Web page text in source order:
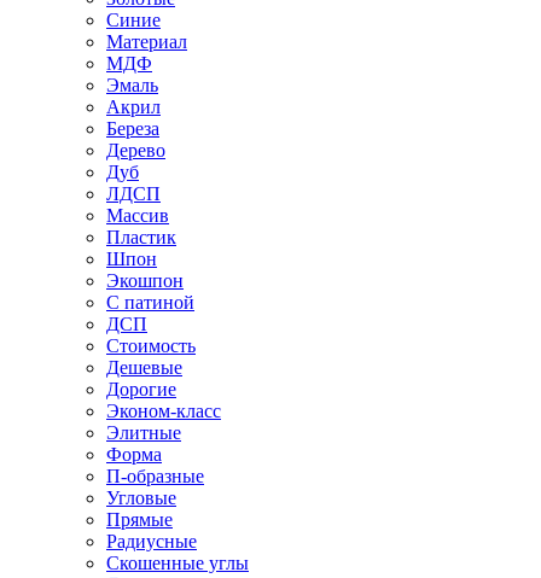
Синие
Материал
МДФ
Эмаль
Акрил
Береза
Дерево
Дуб
ЛДСП
Массив
Пластик
Шпон
Экошпон
С патиной
ДСП
Стоимость
Дешевые
Дорогие
Эконом-класс
Элитные
Форма
П-образные
Угловые
Прямые
Радиусные
Скошенные углы